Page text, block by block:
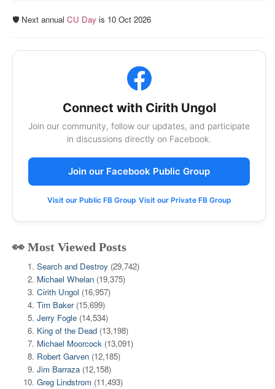
🛡️ Next annual CU Day is 10 Oct 2026
Connect with Cirith Ungol
Join our community, follow our updates, and participate
in discussions directly on Facebook.
Join our Facebook Public Group
Visit our Public FB Group Visit our Private FB Group
👀 Most Viewed Posts
Search and Destroy (29,742)
Michael Whelan (19,375)
Cirith Ungol (16,957)
Tim Baker (15,699)
Jerry Fogle (14,534)
King of the Dead (13,198)
Michael Moorcock (13,091)
Robert Garven (12,185)
Jim Barraza (12,158)
Greg Lindstrom (11,493)